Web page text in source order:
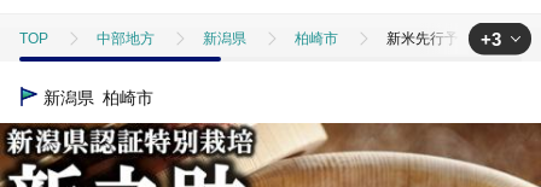
TOP 中部地方 新潟県 柏崎市 新米先行予約【令和8
TOP
TOP 米・穀物 米 ほかの米 新米先行予約【令和8年
TOP 定期便 米(定期便) 新米先行予約【令和8年産米・6ヶ
+3
新潟県 柏崎市